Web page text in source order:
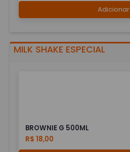
Adicionar
MILK SHAKE ESPECIAL
BROWNIE G 500ML
R$ 18,00